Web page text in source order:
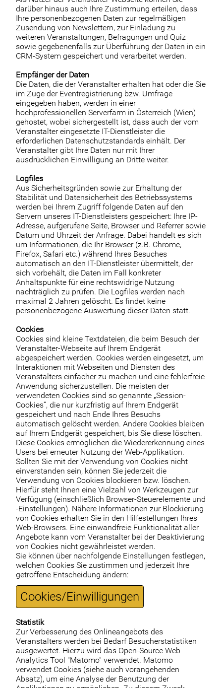
darüber hinaus auch Ihre Zustimmung erteilen, dass
Ihre personenbezogenen Daten zur regelmäßigen
Zusendung von Newslettern, zur Einladung zu
weiteren Veranstaltungen, Befragungen und Quiz
sowie gegebenenfalls zur Überführung der Daten in ein
CRM-System gespeichert und verarbeitet werden.
Empfänger der Daten
Die Daten, die der Veranstalter erhalten hat oder die Sie
im Zuge der Eventregistrierung bzw. Umfrage
eingegeben haben, werden in einer
hochprofessionellen Serverfarm in Österreich (Wien)
gehostet, wobei sichergestellt ist, dass auch der vom
Veranstalter eingesetzte IT-Dienstleister die
erforderlichen Datenschutzstandards einhält. Der
Veranstalter gibt Ihre Daten nur mit Ihrer
ausdrücklichen Einwilligung an Dritte weiter.
Logfiles
Aus Sicherheitsgründen sowie zur Erhaltung der
Stabilität und Datensicherheit des Betriebssystems
werden bei Ihrem Zugriff folgende Daten auf den
Servern unseres IT-Dienstleisters gespeichert: Ihre IP-
Adresse, aufgerufene Seite, Browser und Referrer sowie
Datum und Uhrzeit der Anfrage. Dabei handelt es sich
um Informationen, die Ihr Browser (z.B. Chrome,
Firefox, Safari etc.) während Ihres Besuches
automatisch an den IT-Dienstleister übermittelt, der
sich vorbehält, die Daten im Fall konkreter
Anhaltspunkte für eine rechtswidrige Nutzung
nachträglich zu prüfen. Die Logfiles werden nach
maximal 2 Jahren gelöscht. Es findet keine
personenbezogene Auswertung dieser Daten statt.
Cookies
Cookies sind kleine Textdateien, die beim Besuch der
Veranstalter-Webseite auf Ihrem Endgerät
abgespeichert werden. Cookies werden eingesetzt, um
Interaktionen mit Webseiten und Diensten des
Veranstalters einfacher zu machen und eine fehlerfreie
Anwendung sicherzustellen. Die meisten der
verwendeten Cookies sind so genannte „Session-
Cookies“, die nur kurzfristig auf Ihrem Endgerät
gespeichert und nach Ende Ihres Besuchs
automatisch gelöscht werden. Andere Cookies bleiben
auf Ihrem Endgerät gespeichert, bis Sie diese löschen.
Diese Cookies ermöglichen die Wiedererkennung eines
Users bei erneuter Nutzung der Web-Applikation.
Sollten Sie mit der Verwendung von Cookies nicht
einverstanden sein, können Sie jederzeit die
Verwendung von Cookies blockieren bzw. löschen.
Hierfür steht Ihnen eine Vielzahl von Werkzeugen zur
Verfügung (einschließlich Browser-Steuerelemente und
-Einstellungen). Nähere Informationen zur Blockierung
von Cookies erhalten Sie in den Hilfestellungen Ihres
Web-Browsers. Eine einwandfreie Funktionalität aller
Angebote kann vom Veranstalter bei der Deaktivierung
von Cookies nicht gewährleistet werden.
Sie können über nachfolgende Einstellungen festlegen,
welchen Cookies Sie zustimmen und jederzeit Ihre
getroffene Entscheidung ändern:
Cookies/Einwilligungen
Statistik
Zur Verbesserung des Onlineangebots des
Veranstalters werden bei Bedarf Besucherstatistiken
ausgewertet. Hierzu wird das Open-Source Web
Analytics Tool "Matomo" verwendet. Matomo
verwendet Cookies (siehe auch vorangehenden
Absatz), um eine Analyse der Benutzung der